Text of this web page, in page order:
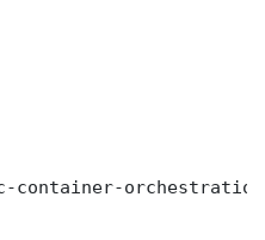
container-orchestration